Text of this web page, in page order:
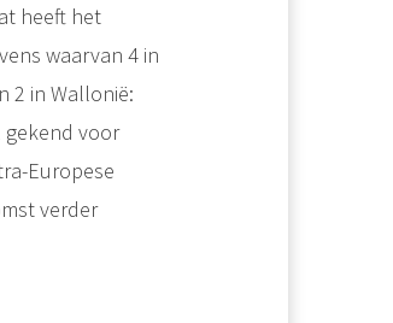
heeft het
waarvan 4 in
2 in Wallonië:
gekend voor
Europese
verder